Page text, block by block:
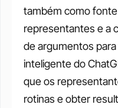
também como
representantes e a
de argumentos para
inteligente do
que os
rotinas e obter